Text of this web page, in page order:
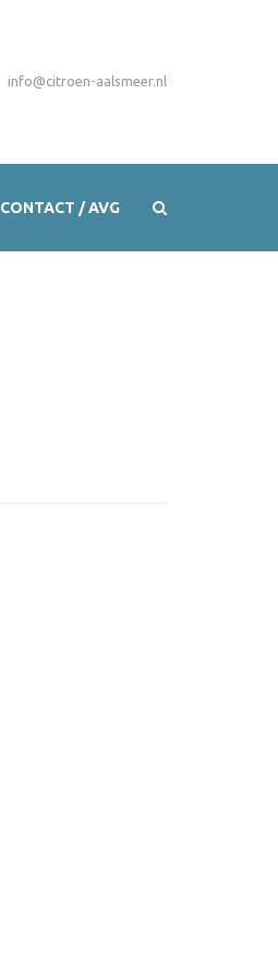
info@citroen-aalsmeer.nl
CONTACT / AVG